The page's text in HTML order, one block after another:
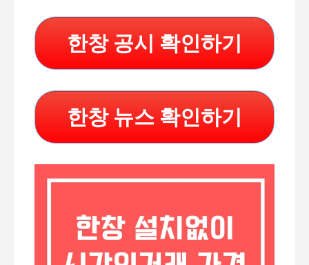
한창 공시 확인하기
한창 뉴스 확인하기